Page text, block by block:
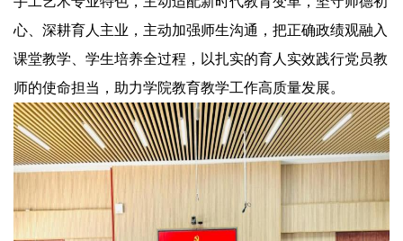
心、深耕育人主业，主动加强师生沟通，把正确政绩观融入
课堂教学、学生培养全过程，以扎实的育人实效践行党员教
师的使命担当，助力学院教育教学工作高质量发展。